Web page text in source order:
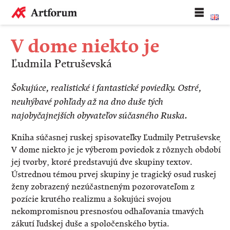
V dome niekto je
Ľudmila Petruševská
Šokujúce, realistické i fantastické poviedky. Ostré,
neuhýbavé pohľady až na dno duše tých
najobyčajnejších obyvateľov súčasného Ruska.
Kniha súčasnej ruskej spisovateľky Ľudmily Petruševskej
V dome niekto je je výberom poviedok z rôznych období
jej tvorby, ktoré predstavujú dve skupiny textov.
Ústrednou témou prvej skupiny je tragický osud ruskej
ženy zobrazený nezúčastneným pozorovateľom z
pozície krutého realizmu a šokujúci svojou
nekompromisnou presnosťou odhaľovania tmavých
zákutí ľudskej duše a spoločenského bytia.